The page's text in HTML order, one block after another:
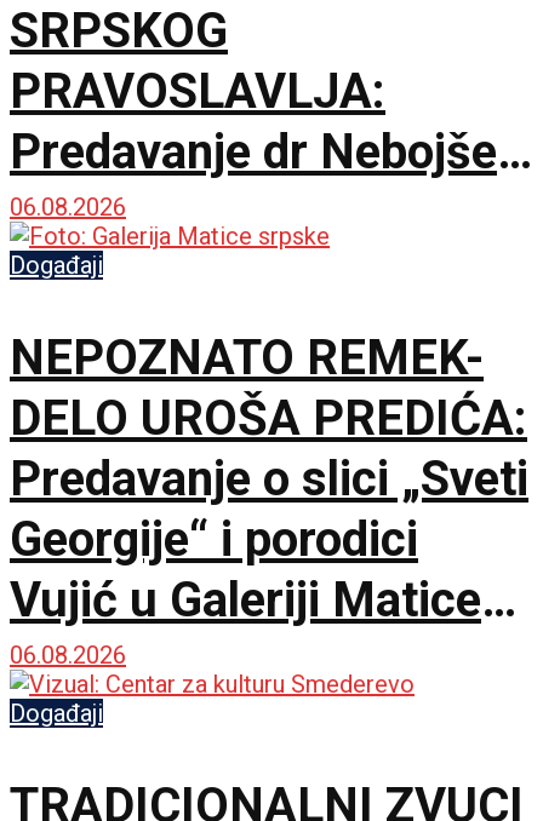
SRPSKOG
PRAVOSLAVLJA:
Predavanje dr Nebojše
Šuletića u Galeriji
Matice srpske
06.08.2026
Događaji
NEPOZNATO REMEK-
DELO UROŠA PREDIĆA:
Predavanje o slici „Sveti
Georgije“ i porodici
Vujić u Galeriji Matice
srpske
06.08.2026
Događaji
TRADICIONALNI ZVUCI